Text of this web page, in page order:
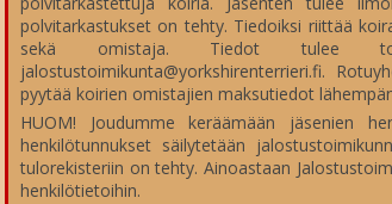
polvitarkastukset on tehty. Tiedoiksi riittää
sekä omistaja. Tiedot tulee
jalostustoimikunta@yorkshirenterrieri.fi.
pyytää koirien omistajien maksutiedot
HUOM! Joudumme keräämään jäsenien
henkilötunnukset säilytetään
tulorekisteriin on tehty. Ainoastaan
henkilötietoihin.